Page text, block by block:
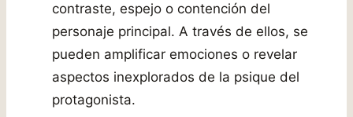
contraste, espejo o contención del
personaje principal. A través de ellos, se
pueden amplificar emociones o revelar
aspectos inexplorados de la psique del
protagonista.